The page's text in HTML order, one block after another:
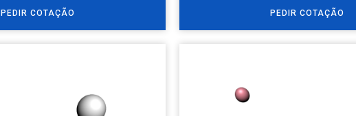
PEDIR COTAÇÃO PEDIR COTAÇÃO